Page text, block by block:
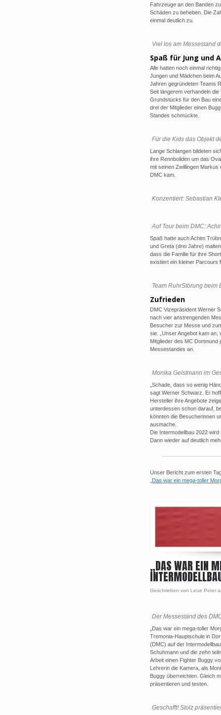
Fahrzeuge an den Banden
Schäden zu beheben. Die
einmal deutlich zu.
Viel los am Messestand
Spaß für Jung und
Alle hatten noch einmal
Jungen und Mädchen beim
Jahren gegründeten Teams
Seit längerem verhandeln
Grundstücks für den Bau
drei der Mitglieder einen
Standes schmückte.
Für die Kids das Objekt
Lange Schlangen bildeten
ihre Rennboliden um das
mit seinen Zwillingen
DMC kam.
Konzentiert: Sebastian
Auf Tour beim DMC:
Spaß hatte auch Achim
und Greta (drei Jahre)
dass die Familie für ihre
existiert ein kleiner Parcours
Team RuhrStörung beim
Zufrieden
DMC Vizepräsident Werner
nach vier anstrengenden
Besucher zur Messe und
sie. „Unser Angebot kam an,
Mitglieder des MC Dortmund
Messestandes an.
Monika Geistmann im
„Schade, dass so wenig
sagt Werner Schwarz. Er
Hersteller ihre Angebote
unterdessen schon darauf,
könnten die Besucherinnen
ausmache.
Die Intermodellbau 2022
Dann wieder auf deutlich
Unser Bericht zum ersten
„Das war ein mega-toller
„DAS WAR EIN
Geschrieben von Leue Peter
Der Messestand des
„Das war ein mega-toller
Tremonia-Hauptschule in
(DMC) auf der
Schuhmann und die zehn
Arbeit einen Fighter Buggy
Lehrerin die Kamera, als
Buggy überreichten. Gleich
präsentieren und testen.
Geschafft! Stolz